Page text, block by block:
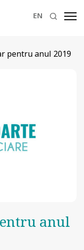
EN
pentru anul 2019
anul